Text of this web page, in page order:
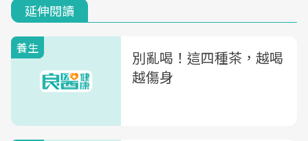
延伸閱讀
養生
別亂喝！這四種茶，越喝
越傷身